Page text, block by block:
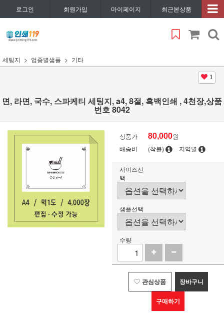
로그인 회원가입 마이페이지 최근본상품
세팅지 업종별샘플 기타
1
면, 라면, 국수, 스파케티 세팅지, a4, 8절, 흑백인쇄 , 4천장,상품
번호 8042
상품가 80,000원
배송비
(착불) 지역별
사이즈선
택
샘플선택
수량
관심상품 장바구니
구매하기